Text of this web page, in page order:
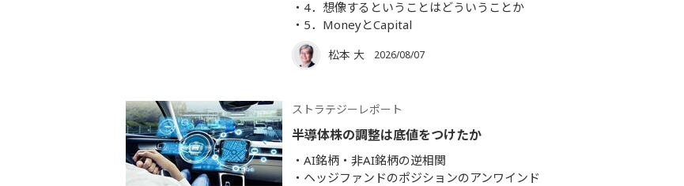
4．想像するということはどういうことか
5．MoneyとCapital
松本 大 2026/08/07
ストラテジーレポート
半導体株の調整は底値をつけたか
AI銘柄・非AI銘柄の逆相関
ヘッジファンドのポジションのアンワインド